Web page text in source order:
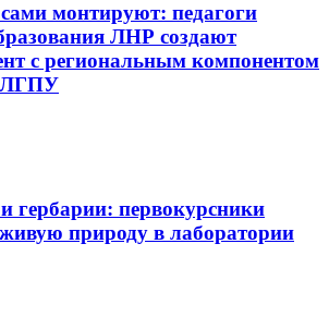
монтируют: педагоги
ЛНР создают
с региональным компонентом
ЛГПУ​
гербарии: первокурсники
природу в лаборатории